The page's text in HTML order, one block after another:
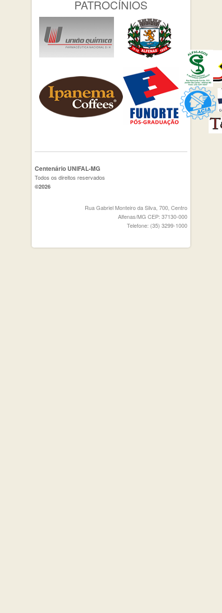
PATROCÍNIOS
Centenário UNIFAL-MG
Todos os direitos reservados
©2026
Rua Gabriel Monteiro da Silva, 700, Centro
Alfenas/MG CEP: 37130-000
Telefone: (35) 3299-1000